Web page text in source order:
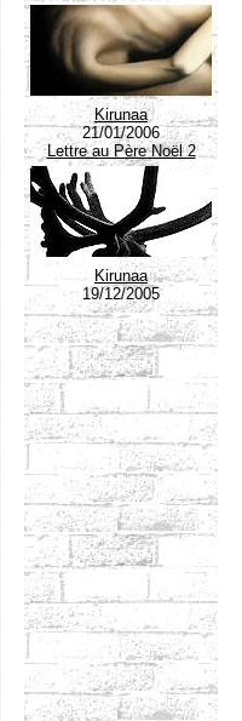
Kirunaa
21/01/2006
Lettre au Père Noël 2
Kirunaa
19/12/2005